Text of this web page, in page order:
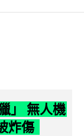
」 無人機
炸傷